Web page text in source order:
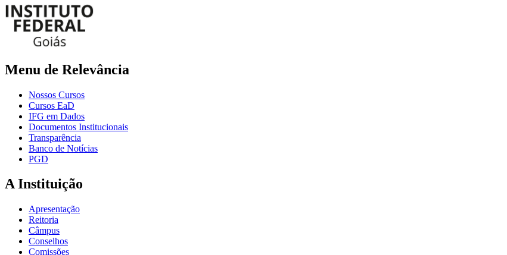
Menu de Relevância
Nossos Cursos
Cursos EaD
IFG em Dados
Documentos Institucionais
Transparência
Banco de Notícias
PGD
A Instituição
Apresentação
Reitoria
Câmpus
Conselhos
Comissões